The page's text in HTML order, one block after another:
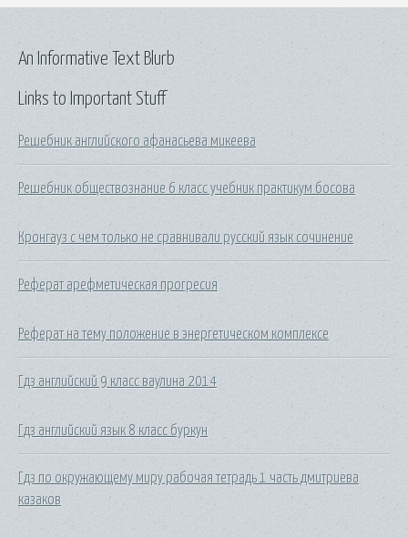
Links to Important Stuff
Решебник английского афанасьева микеева
Решебник обществознание 6 класс учебник практикум босова
Кронгауз с чем только не сравнивали русский язык сочинение
Реферат арефметическая прогресия
Реферат на тему положение в энергетическом комплексе
Гдз английский 9 класс ваулина 2014
Гдз английский язык 8 класс буркун
Гдз по окружающему миру рабочая тетрадь 1 часть дмитриева
казаков
An Informative Text Blurb